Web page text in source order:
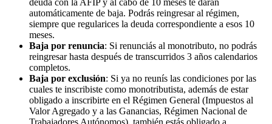
automáticamente de baja. Podrás reingresar al régimen,
siempre que regularices la deuda correspondiente a esos 10
meses.
Baja por renuncia: Si renunciás al monotributo, no podrás
reingresar hasta después de transcurridos 3 años calendarios
completos.
Baja por exclusión: Si ya no reunís las condiciones por las
cuales te inscribiste como monotributista, además de estar
obligado a inscribirte en el Régimen General (Impuestos al
Valor Agregado y a las Ganancias, Régimen Nacional de
Trabajadores Autónomos), también estás obligado a